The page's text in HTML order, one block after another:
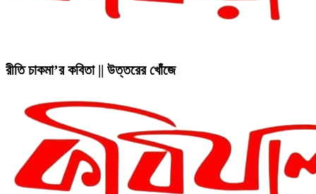
রীতি চাকমা’র কবিতা || উত্তরের খোঁজে